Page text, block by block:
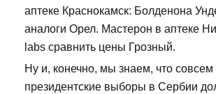
аптеке Краснокамск: Болденона
аналоги Орел. Мастерон в аптеке
labs сравнить цены Грозный.
Ну и, конечно, мы знаем, что совсем
президентские выборы в Сербии